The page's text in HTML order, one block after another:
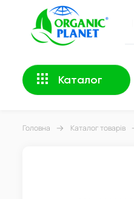
Каталог
Головна Каталог товарів